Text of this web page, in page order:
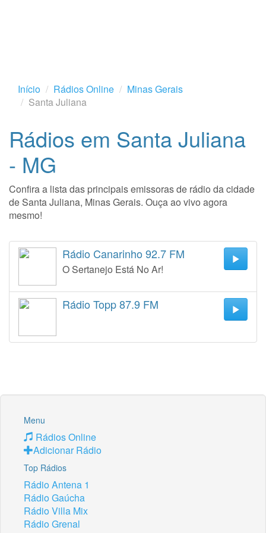
Início Rádios Online
Minas Gerais
Santa Juliana
Rádios em Santa Juliana
- MG
Confira a lista das principais emissoras de rádio da cidade
de Santa Juliana, Minas Gerais. Ouça ao vivo agora
mesmo!
Rádio Canarinho 92.7 FM
O Sertanejo Está No Ar!
Rádio Topp 87.9 FM
Menu
Rádios Online
Adicionar Rádio
Top Rádios
Rádio Antena 1
Rádio Gaúcha
Rádio Villa Mix
Rádio Grenal